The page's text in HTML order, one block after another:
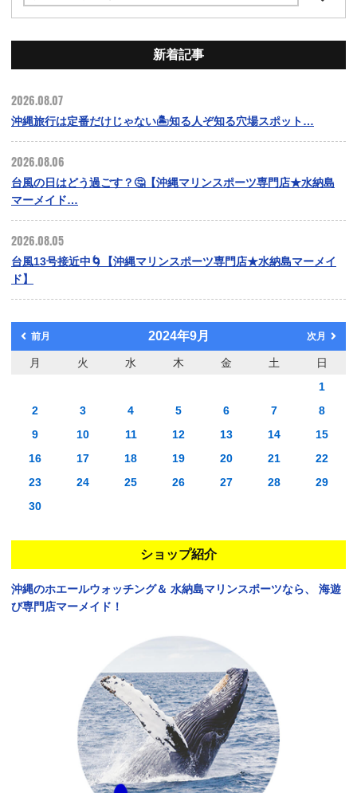
新着記事
2026.08.07
沖縄旅行は定番だけじゃない🏝️知る人ぞ知る穴場スポット…
2026.08.06
台風の日はどう過ごす？🤔【沖縄マリンスポーツ専門店★水納島
マーメイド…
2026.08.05
台風13号接近中🌀【沖縄マリンスポーツ専門店★水納島マーメイ
ド】
前月 2024年9月 次月
月 火 水 木 金 土
日
1
2
3 4 5 6 7
8
9
10 11 12 13 14
15
16
17 18 19 20 21
22
23
24 25 26 27 28
29
30
ショップ紹介
沖縄のホエールウォッチング＆ 水納島マリンスポーツなら、
海遊
び専門店マーメイド！